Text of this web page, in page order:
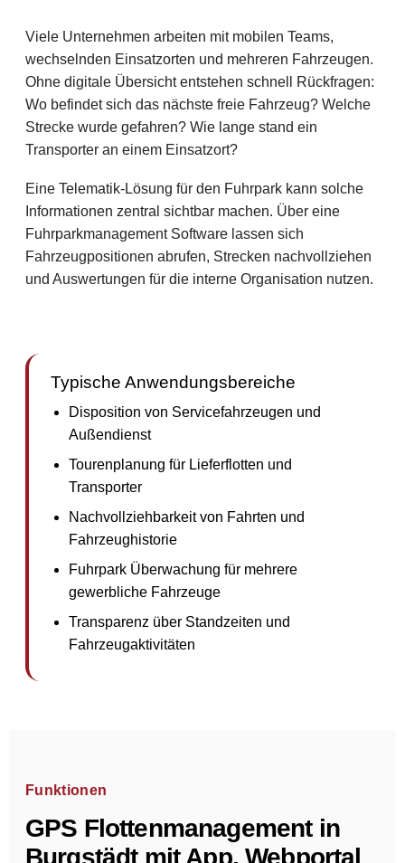
Viele Unternehmen arbeiten mit mobilen Teams,
wechselnden Einsatzorten und mehreren Fahrzeugen.
Ohne digitale Übersicht entstehen schnell Rückfragen:
Wo befindet sich das nächste freie Fahrzeug? Welche
Strecke wurde gefahren? Wie lange stand ein
Transporter an einem Einsatzort?
Eine Telematik-Lösung für den Fuhrpark kann solche
Informationen zentral sichtbar machen. Über eine
Fuhrparkmanagement Software lassen sich
Fahrzeugpositionen abrufen, Strecken nachvollziehen
und Auswertungen für die interne Organisation nutzen.
Typische Anwendungsbereiche
Disposition von Servicefahrzeugen und
Außendienst
Tourenplanung für Lieferflotten und
Transporter
Nachvollziehbarkeit von Fahrten und
Fahrzeughistorie
Fuhrpark Überwachung für mehrere
gewerbliche Fahrzeuge
Transparenz über Standzeiten und
Fahrzeugaktivitäten
Funktionen
GPS Flottenmanagement in
Burgstädt mit App, Webportal